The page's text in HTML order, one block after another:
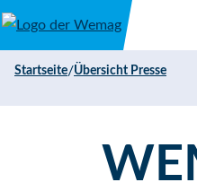
Direkt zum Inhalt
Startseite/Übersicht Presse